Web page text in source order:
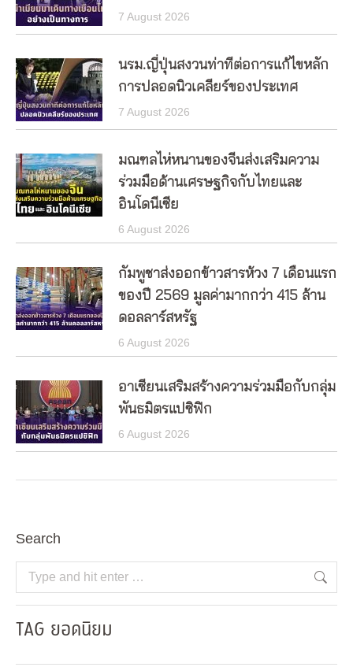
7 August 2026
นรม.ญี่ปุ่นสงวนท่าทีต่อการแก้ไขหลัก
การปลอดนิวเคลียร์ของประเทศ
7 August 2026
มณฑลไห่หนานของจีนส่งเสริมความ
ร่วมมือด้านเศรษฐกิจกับไทยและ
อินโดนีเซีย
6 August 2026
กัมพูชาส่งออกข้าวสารห้วง 7 เดือนแรก
ของปี 2569 มูลค่ามากกว่า 415 ล้าน
ดอลลาร์สหรัฐ
6 August 2026
อาเซียนเสริมสร้างความร่วมมือกับกลุ่ม
พันธมิตรแปซิฟิก
6 August 2026
Search
Search:
TAG ยอดนิยม